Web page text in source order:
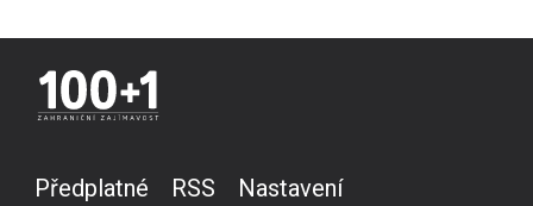
Předplatné RSS Nastavení